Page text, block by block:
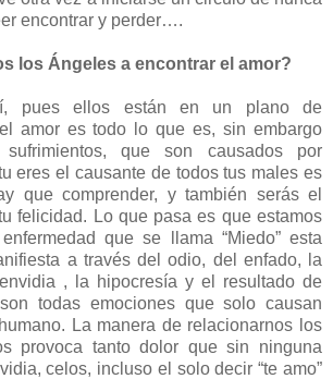
encontrar y perder….
los Ángeles a encontrar el amor?
pues ellos están en un plano de
amor es todo lo que es, sin embargo
sufrimientos, que son causados por
eres el causante de todos tus males es
que comprender, y también serás el
felicidad. Lo que pasa es que estamos
que se llama “Miedo” esta
a través del odio, del enfado, la
, la hipocresía y el resultado de
todas emociones que solo causan
La manera de relacionarnos los
provoca tanto dolor que sin ninguna
celos, incluso el solo decir “te amo”